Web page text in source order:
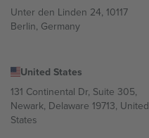
Unter den Linden 24, 10117
Berlin, Germany
United States
131 Continental Dr, Suite 305,
Newark, Delaware 19713, United
States